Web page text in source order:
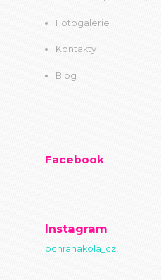
Fotogalerie
Kontakty
Blog
Facebook
Instagram
ochranakola_cz